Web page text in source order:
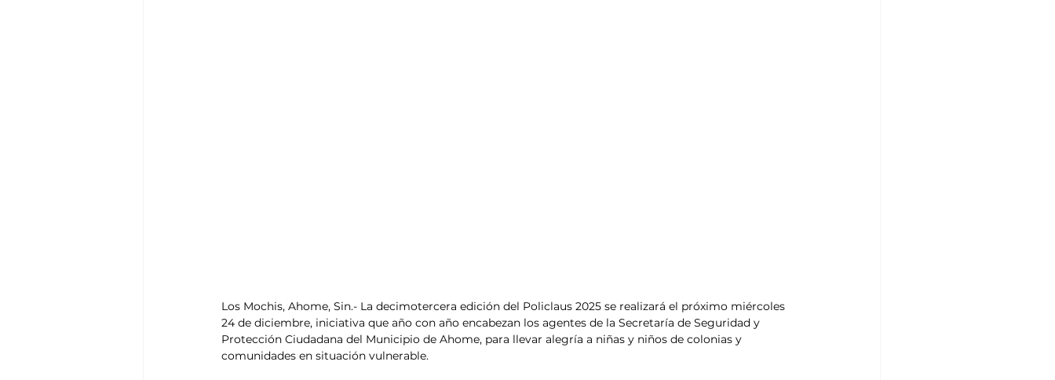
Los Mochis, Ahome, Sin.- La decimotercera edición del Policlaus 2025 se realizará el próximo miércoles
24 de diciembre, iniciativa que año con año encabezan los agentes de la Secretaría de Seguridad y
Protección Ciudadana del Municipio de Ahome, para llevar alegría a niñas y niños de colonias y
comunidades en situación vulnerable.